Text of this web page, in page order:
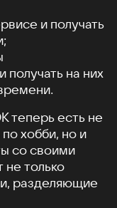
и получать
получать на них
теперь есть не
хобби, но и
со своими
только
разделяющие